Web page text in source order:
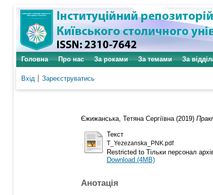
Головна Про нас За роками За темами За
Вхід Зареєструватись
Єжижанська, Тетяна Сергіївна (2019)
Текст
T_Yezezanska_PNK.pdf
Restricted to Тільки персонал
Download (4MB)
Анотація